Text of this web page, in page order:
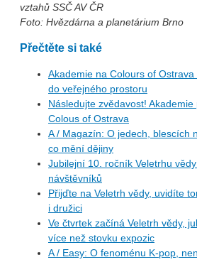
vztahů SSČ AV ČR
Foto: Hvězdárna a planetárium Brno
Přečtěte si také
Akademie na Colours of
do veřejného prostoru
Následujte zvědavost!
Colous of Ostrava
A / Magazín: O jedech, blescích
co mění dějiny
Jubilejní 10. ročník Veletrhu
návštěvníků
Přijďte na Veletrh vědy, uvidíte
i družici
Ve čtvrtek začíná Veletrh vědy,
více než stovku expozic
A / Easy: O fenoménu K-pop,